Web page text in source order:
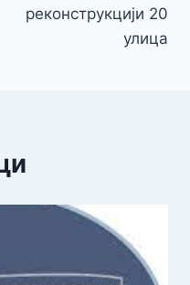
реконструкцији 20
улица